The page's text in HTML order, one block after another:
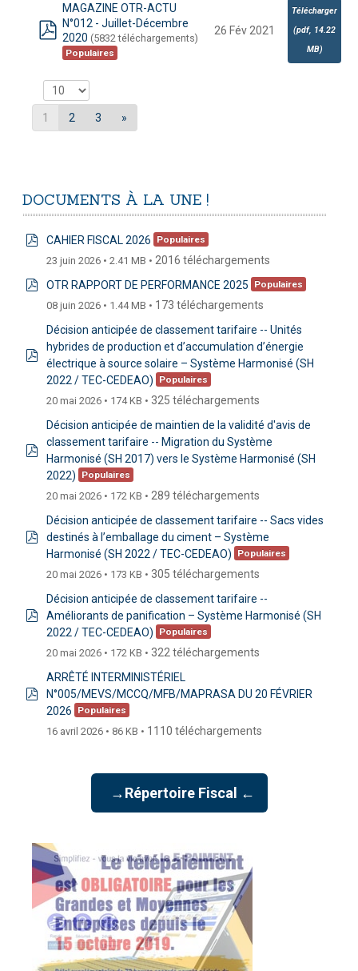
pdf
MAGAZINE OTR-ACTU
N°012 - Juillet-Décembre
2020 (5832 téléchargements)
Populaires
26 Fév 2021
Télécharger
(pdf, 14.22
MB)
1 2 3 »
DOCUMENTS À LA UNE !
CAHIER FISCAL 2026 Populaires
23 juin 2026 2.41 MB 2016 téléchargements
OTR RAPPORT DE PERFORMANCE 2025 Populaires
08 juin 2026 1.44 MB 173 téléchargements
pdf
Décision anticipée de classement tarifaire -- Unités
hybrides de production et d’accumulation d’énergie
électrique à source solaire – Système Harmonisé (SH
2022 / TEC-CEDEAO)
Populaires
20 mai 2026 174 KB 325 téléchargements
pdf
Décision anticipée de maintien de la validité d'avis de
classement tarifaire -- Migration du Système
Harmonisé (SH 2017) vers le Système Harmonisé (SH
2022)
Populaires
20 mai 2026 172 KB 289 téléchargements
pdf
Décision anticipée de classement tarifaire -- Sacs vides
destinés à l’emballage du ciment – Système
Harmonisé (SH 2022 / TEC-CEDEAO)
Populaires
20 mai 2026 173 KB 305 téléchargements
pdf
Décision anticipée de classement tarifaire --
Améliorants de panification – Système Harmonisé (SH
2022 / TEC-CEDEAO)
Populaires
20 mai 2026 172 KB 322 téléchargements
pdf
ARRÊTÉ INTERMINISTÉRIEL
N°005/MEVS/MCCQ/MFB/MAPRASA DU 20 FÉVRIER
2026
Populaires
16 avril 2026 86 KB 1110 téléchargements
→Répertoire Fiscal ←